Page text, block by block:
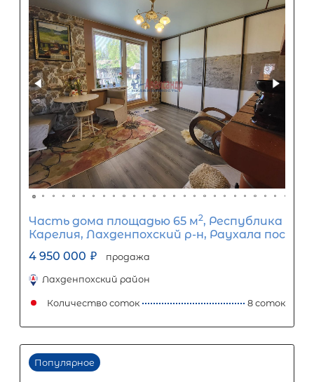
Задать вопрос Отправить заявку
ООО «АЛЕКСАНДР-НЕДВИЖИМОСТЬ» не является кредитной
организацией. Кредит предоставляется банками-
носит информационный характер и не является
точного расчета платежей по кредиту и предоставления
об условиях кредитования обратитесь к менеджерам нашей
(Санкт-Петербург ул. Боткинская д. 15 тел. +7(812) 200-4000 )
Популярное